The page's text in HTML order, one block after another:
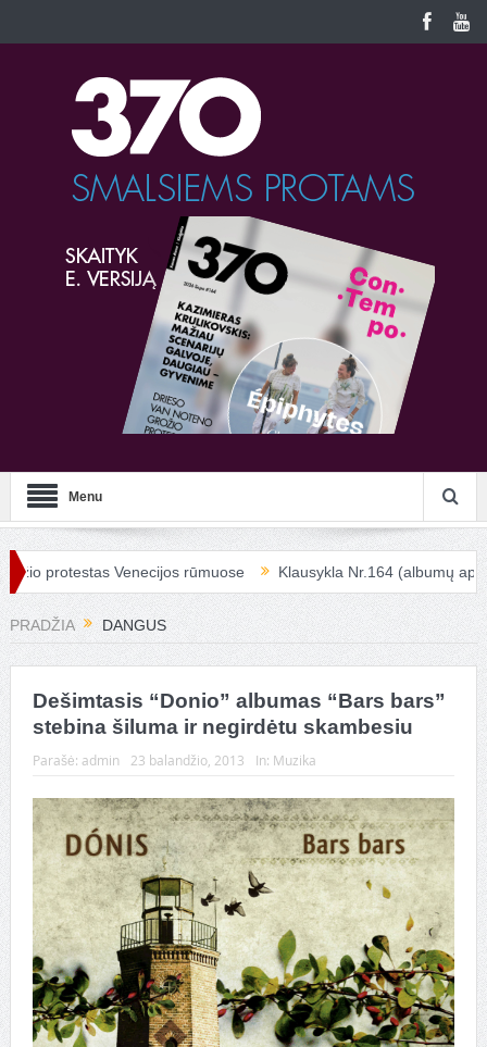
Menu
protestas Venecijos rūmuose Klausykla Nr.164 (albumų
PRADŽIA DANGUS
Dešimtasis “Donio” albumas “Bars bars”
stebina šiluma ir negirdėtu skambesiu
Parašė: admin 23 balandžio, 2013 In: Muzika